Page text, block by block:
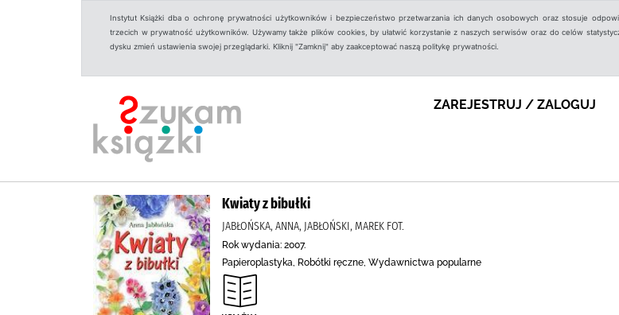
Instytut Książki dba o ochronę prywatności użytkowników i bezpieczeństwo przetwarzania ich danych osobowych oraz stosuje
trzecich w prywatność użytkowników. Używamy także plików cookies, by ułatwić korzystanie z naszych serwisów oraz do celów
dysku zmień ustawienia swojej przeglądarki. Kliknij "Zamknij" aby zaakceptować naszą politykę prywatności.
ZAREJESTRUJ / ZALOGUJ
Kwiaty z bibułki
JABŁOŃSKA, ANNA, JABŁOŃSKI, MAREK FOT.
Rok wydania: 2007.
Papieroplastyka, Robótki ręczne, Wydawnictwa popularne